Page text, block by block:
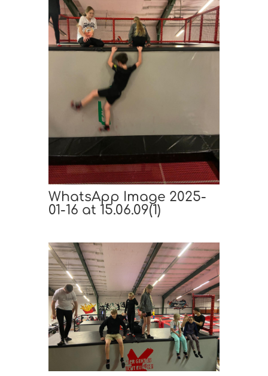
WhatsApp Image 2025-
01-16 at 15.06.09(1)